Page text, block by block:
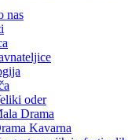
nas
oder
Drama
Kavarna